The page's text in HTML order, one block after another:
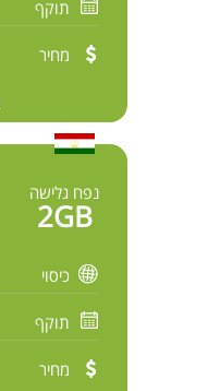
תוקף
מחיר
נפח גלישה
2GB
כיסוי
תוקף
מחיר